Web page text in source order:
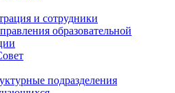
и сотрудники
образовательной
подразделения